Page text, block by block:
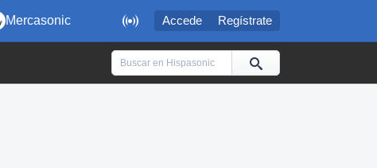
 Accede Regístrate
Mercasonic